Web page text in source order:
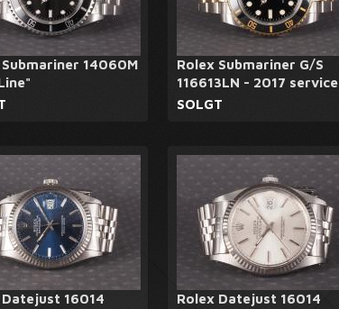
Submariner 14060M
Rolex Submariner G/S
116613LN - 2017 service
SOLGT
Datejust 16014 Rolex Datejust 16014